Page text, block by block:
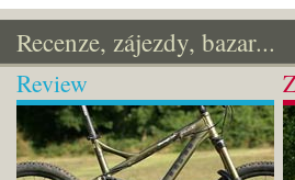
Recenze, zájezdy, bazar...
Review